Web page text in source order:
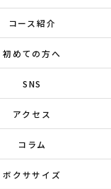
コース紹介
初めての方へ
SNS
アクセス
コラム
ボクササイズ